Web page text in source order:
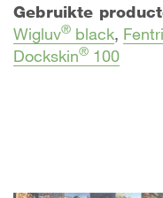
Gebruikte
Wigluv® black,
Dockskin® 100